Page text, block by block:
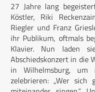
27 Jahre lang
Köstler, Riki
Riegler und Franz
ihr Publikum, oftmals
Klavier. Nun laden
Abschiedskonzert in die
in Wilhelmsburg,
zelebrieren: „Wer